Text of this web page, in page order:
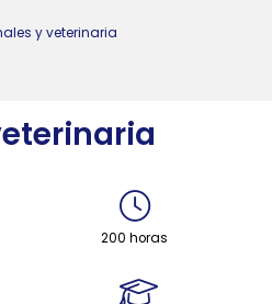
200 horas
y veterinaria